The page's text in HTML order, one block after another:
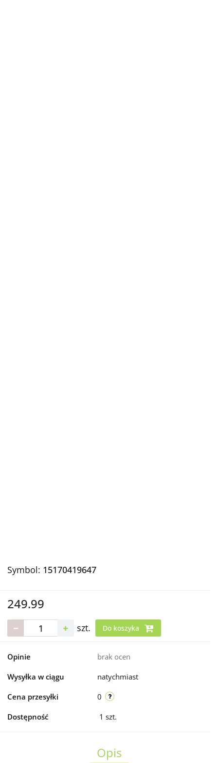
Symbol: 15170419647
249.99
szt. Do koszyka
Opinie brak ocen
Wysyłka w ciągu natychmiast
Cena przesyłki 0
Dostępność 1 szt.
Opis